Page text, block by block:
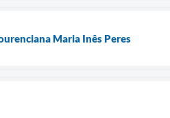
Maria Inês Peres